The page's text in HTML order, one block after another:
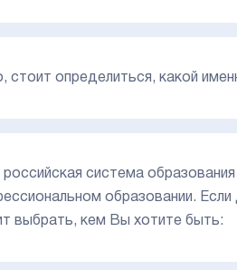
стоит определиться, какой
российская система
образовании.
выбрать, кем Вы хотите быть: